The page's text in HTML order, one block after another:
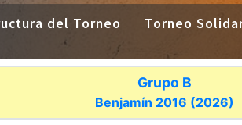
del Torneo Torneo
Grupo B
Benjamín 2016 (2026)